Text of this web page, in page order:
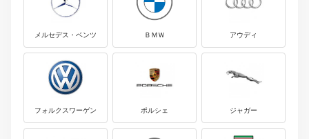
メルセデス・ベンツ ＢＭＷ アウディ
フォルクスワーゲン ポルシェ ジャガー